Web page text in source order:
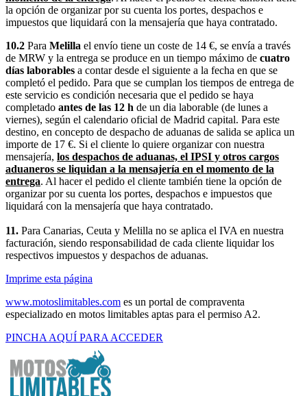
la opción de organizar por su cuenta los portes, despachos e
impuestos que liquidará con la mensajería que haya contratado.
10.2 Para Melilla el envío tiene un coste de 14 €, se envía a través
de MRW y la entrega se produce en un tiempo máximo de cuatro
días laborables a contar desde el siguiente a la fecha en que se
completó el pedido. Para que se cumplan los tiempos de entrega de
este servicio es condición necesaria que el pedido se haya
completado antes de las 12 h de un dia laborable (de lunes a
viernes), según el calendario oficial de Madrid capital. Para este
destino, en concepto de despacho de aduanas de salida se aplica un
importe de 17 €. Si el cliente lo quiere organizar con nuestra
mensajería, los despachos de aduanas, el IPSI y otros cargos
aduaneros se liquidan a la mensajería en el momento de la
entrega. Al hacer el pedido el cliente también tiene la opción de
organizar por su cuenta los portes, despachos e impuestos que
liquidará con la mensajería que haya contratado.
11. Para Canarias, Ceuta y Melilla no se aplica el IVA en nuestra
facturación, siendo responsabilidad de cada cliente liquidar los
respectivos impuestos y despachos de aduanas.
Imprime esta página
www.motoslimitables.com es un portal de compraventa
especializado en motos limitables aptas para el permiso A2.
PINCHA AQUÍ PARA ACCEDER